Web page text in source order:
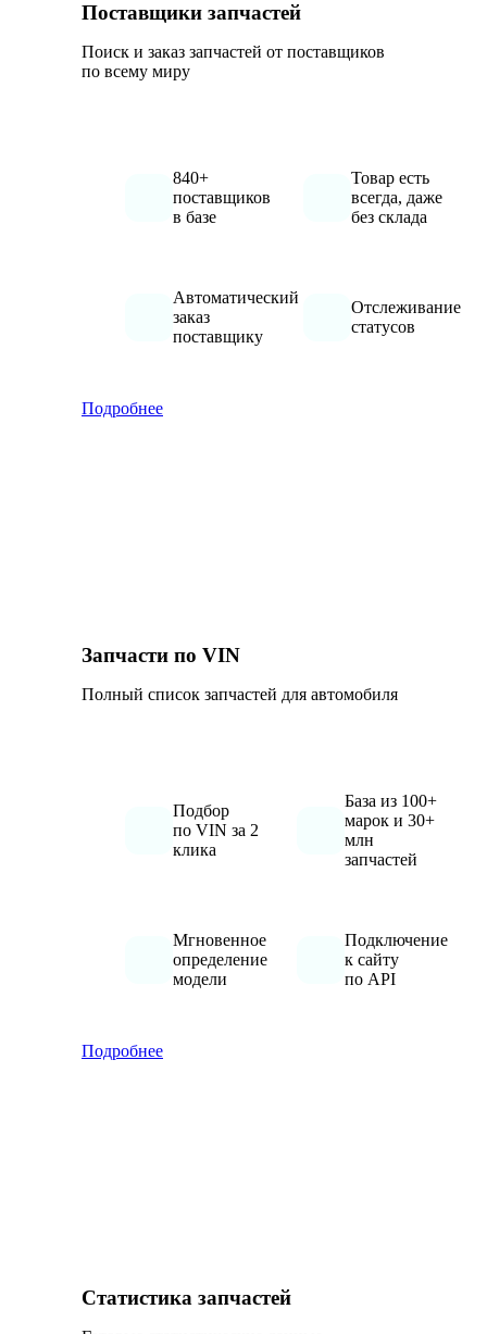
Поставщики запчастей
Поиск и заказ запчастей от поставщиков
по всему миру
840+
поставщиков
в базе
Товар есть
всегда, даже
без склада
Автоматический
заказ
поставщику
Отслеживание
статусов
Подробнее
Запчасти по VIN
Полный список запчастей для автомобиля
Подбор
по VIN за 2
клика
База из 100+
марок и 30+
млн
запчастей
Мгновенное
определение
модели
Подключение
к сайту
по API
Подробнее
Статистика запчастей